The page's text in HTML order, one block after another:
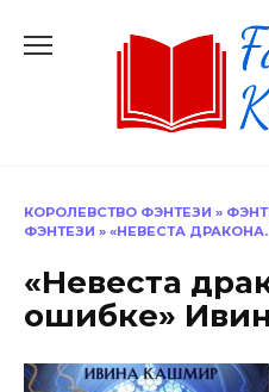
КОРОЛЕВСТВО ФЭНТЕЗИ »
ФЭНТЕЗИ » «НЕВЕСТА
«Невеста
ошибке»